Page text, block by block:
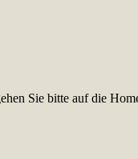
Sie bitte auf die